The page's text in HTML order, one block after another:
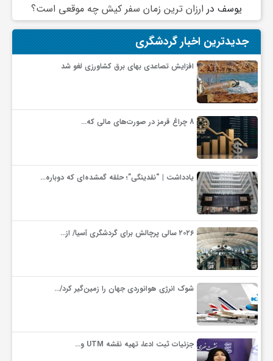
ب
یوسف در ارزان ترین زمان سفر کیش چه موقعی است؟
جدیدترین اخبار گردشگری
افزایش تصاعدی بهای برق کشاورزی لغو شد
8 چراغ قرمز در صورت‌های مالی که…
یادداشت | “نقدینگی”؛ حلقه گمشده‌ای که دوباره…
۲۰۲۶ سالی پرچالش برای گردشگری آسیا/ از…
شوک انرژی هوانوردی جهان را زمین‌گیر کرد/…
جزئیات ثبت ادعا، تهیه نقشه UTM و…